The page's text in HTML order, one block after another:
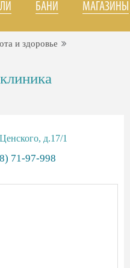
БАНИ МАГАЗИНЫ
и здоровье
д.17/1
71-97-998